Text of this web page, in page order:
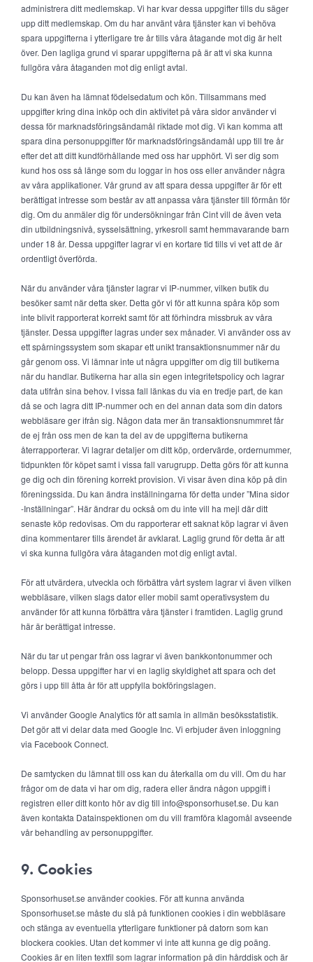
administrera ditt medlemskap. Vi har kvar dessa uppgifter tills du säger
upp ditt medlemskap. Om du har använt våra tjänster kan vi behöva
spara uppgifterna i ytterligare tre år tills våra åtagande mot dig är helt
över. Den lagliga grund vi sparar uppgifterna på är att vi ska kunna
fullgöra våra åtaganden mot dig enligt avtal.
Du kan även ha lämnat födelsedatum och kön. Tillsammans med
uppgifter kring dina inköp och din aktivitet på våra sidor använder vi
dessa för marknadsföringsändamål riktade mot dig. Vi kan komma att
spara dina personuppgifter för marknadsföringsändamål upp till tre år
efter det att ditt kundförhållande med oss har upphört. Vi ser dig som
kund hos oss så länge som du loggar in hos oss eller använder några
av våra applikationer. Vår grund av att spara dessa uppgifter är för ett
berättigat intresse som består av att anpassa våra tjänster till förmån för
dig. Om du anmäler dig för undersökningar från Cint vill de även veta
din utbildningsnivå, sysselsättning, yrkesroll samt hemmavarande barn
under 18 år. Dessa uppgifter lagrar vi en kortare tid tills vi vet att de är
ordentligt överförda.
När du använder våra tjänster lagrar vi IP-nummer, vilken butik du
besöker samt när detta sker. Detta gör vi för att kunna spåra köp som
inte blivit rapporterat korrekt samt för att förhindra missbruk av våra
tjänster. Dessa uppgifter lagras under sex månader. Vi använder oss av
ett spårningssystem som skapar ett unikt transaktionsnummer när du
går genom oss. Vi lämnar inte ut några uppgifter om dig till butikerna
när du handlar. Butikerna har alla sin egen integritetspolicy och lagrar
data utifrån sina behov. I vissa fall länkas du via en tredje part, de kan
då se och lagra ditt IP-nummer och en del annan data som din dators
webbläsare ger ifrån sig. Någon data mer än transaktionsnummret får
de ej från oss men de kan ta del av de uppgifterna butikerna
återrapporterar. Vi lagrar detaljer om ditt köp, ordervärde, ordernummer,
tidpunkten för köpet samt i vissa fall varugrupp. Detta görs för att kunna
ge dig och din förening korrekt provision. Vi visar även dina köp på din
föreningssida. Du kan ändra inställningarna för detta under ”Mina sidor
-Inställningar”. Här ändrar du också om du inte vill ha mejl där ditt
senaste köp redovisas. Om du rapporterar ett saknat köp lagrar vi även
dina kommentarer tills ärendet är avklarat. Laglig grund för detta är att
vi ska kunna fullgöra våra åtaganden mot dig enligt avtal.
För att utvärdera, utveckla och förbättra vårt system lagrar vi även vilken
webbläsare, vilken slags dator eller mobil samt operativsystem du
använder för att kunna förbättra våra tjänster i framtiden. Laglig grund
här är berättigat intresse.
När du tar ut pengar från oss lagrar vi även bankkontonummer och
belopp. Dessa uppgifter har vi en laglig skyldighet att spara och det
görs i upp till åtta år för att uppfylla bokföringslagen.
Vi använder Google Analytics för att samla in allmän besöksstatistik.
Det gör att vi delar data med Google Inc. Vi erbjuder även inloggning
via Facebook Connect.
De samtycken du lämnat till oss kan du återkalla om du vill. Om du har
frågor om de data vi har om dig, radera eller ändra någon uppgift i
registren eller ditt konto hör av dig till info@sponsorhuset.se. Du kan
även kontakta Datainspektionen om du vill framföra klagomål avseende
vår behandling av personuppgifter.
9. Cookies
Sponsorhuset.se använder cookies. För att kunna använda
Sponsorhuset.se måste du slå på funktionen cookies i din webbläsare
och stänga av eventuella ytterligare funktioner på datorn som kan
blockera cookies. Utan det kommer vi inte att kunna ge dig poäng.
Cookies är en liten textfil som lagrar information på din hårddisk och är